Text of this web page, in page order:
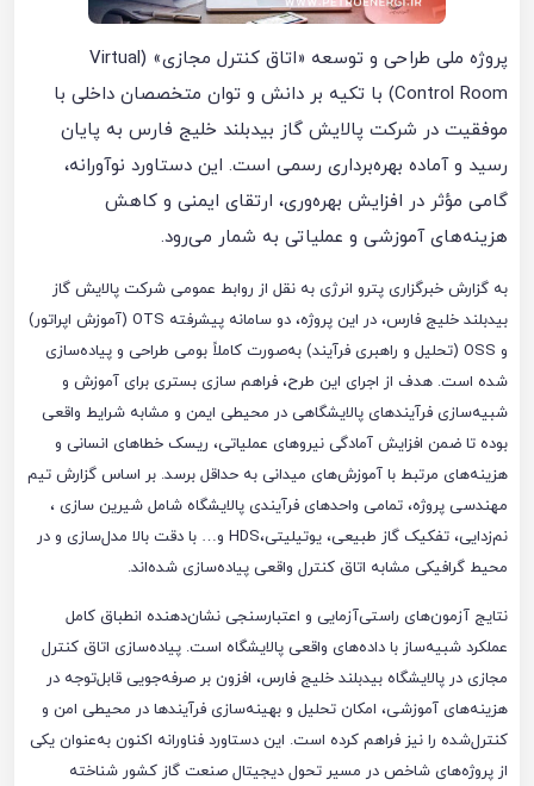
پروژه ملی طراحی و توسعه «اتاق کنترل مجازی» (Virtual
Control Room) با تکیه بر دانش و توان متخصصان داخلی با
موفقیت در شرکت پالایش گاز بیدبلند خلیج فارس به پایان
رسید و آماده بهره‌برداری رسمی است. این دستاورد نوآورانه،
گامی مؤثر در افزایش بهره‌وری، ارتقای ایمنی و کاهش
هزینه‌های آموزشی و عملیاتی به شمار می‌رود.
به گزارش خبرگزاری پترو انرژی به نقل از روابط عمومی شرکت پالایش گاز
بیدبلند خلیج فارس، در این پروژه، دو سامانه پیشرفته OTS (آموزش اپراتور)
و OSS (تحلیل و راهبری فرآیند) به‌صورت کاملاً بومی طراحی و پیاده‌سازی
شده است. هدف از اجرای این طرح، فراهم‌ سازی بستری برای آموزش و
شبیه‌سازی فرآیندهای پالایشگاهی در محیطی ایمن و مشابه شرایط واقعی
بوده تا ضمن افزایش آمادگی نیروهای عملیاتی، ریسک خطاهای انسانی و
هزینه‌های مرتبط با آموزش‌های میدانی به حداقل برسد. بر اساس گزارش تیم
مهندسی پروژه، تمامی واحدهای فرآیندی پالایشگاه شامل شیرین سازی ،
نم‌زدایی، تفکیک گاز طبیعی، یوتیلیتی،HDS و… با دقت بالا مدل‌سازی و در
محیط گرافیکی مشابه اتاق کنترل واقعی پیاده‌سازی شده‌اند.
نتایج آزمون‌های راستی‌آزمایی و اعتبارسنجی نشان‌دهنده انطباق کامل
عملکرد شبیه‌ساز با داده‌های واقعی پالایشگاه است. پیاده‌سازی اتاق کنترل
مجازی در پالایشگاه بیدبلند خلیج فارس، افزون بر صرفه‌جویی قابل‌توجه در
هزینه‌های آموزشی، امکان تحلیل و بهینه‌سازی فرآیندها در محیطی امن و
کنترل‌شده را نیز فراهم کرده است. این دستاورد فناورانه اکنون به‌عنوان یکی
از پروژه‌های شاخص در مسیر تحول دیجیتال صنعت گاز کشور شناخته